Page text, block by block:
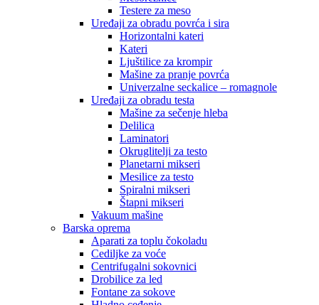
Testere za meso
Uređaji za obradu povrća i sira
Horizontalni kateri
Kateri
Ljuštilice za krompir
Mašine za pranje povrća
Univerzalne seckalice – romagnole
Uređaji za obradu testa
Mašine za sečenje hleba
Delilica
Laminatori
Okruglitelji za testo
Planetarni mikseri
Mesilice za testo
Spiralni mikseri
Štapni mikseri
Vakuum mašine
Barska oprema
Aparati za toplu čokoladu
Cediljke za voće
Centrifugalni sokovnici
Drobilice za led
Fontane za sokove